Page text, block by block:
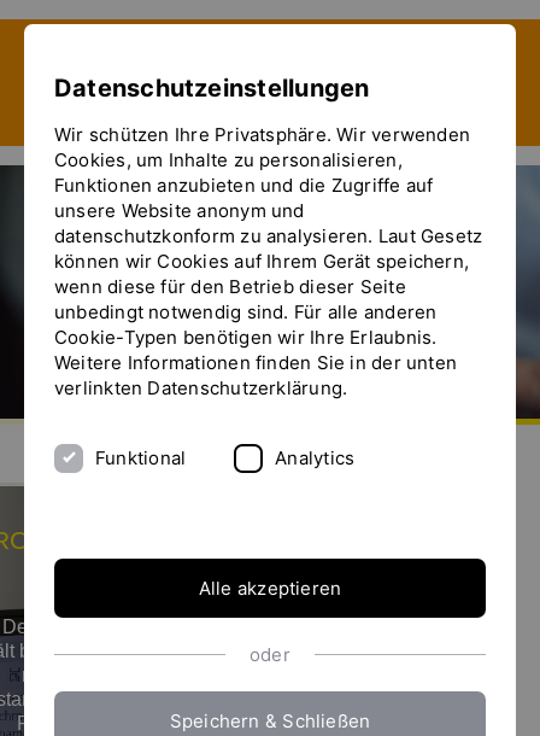
Z Homogenisator -
Das Prinzip
Der Reaktorkopf von
bis zu drei Rotor/Stator-Sätze
mit extrem geringem radialen
Eine bis mehrere flüssige
Phasen sowie eventuell darin
Datenschutzeinstellungen
Wir schützen Ihre Privatsphäre. Wir verwenden
Cookies, um Inhalte zu personalisieren,
Funktionen anzubieten und die Zugriffe auf
unsere Website anonym und
datenschutzkonform zu analysieren. Laut Gesetz
können wir Cookies auf Ihrem Gerät speichern,
wenn diese für den Betrieb dieser Seite
unbedingt notwendig sind. Für alle anderen
Cookie-Typen benötigen wir Ihre Erlaubnis.
Weitere Informationen finden Sie in der unten
verlinkten Datenschutzerklärung.
Funktional Analytics
Alle akzeptieren
oder
Speichern & Schließen